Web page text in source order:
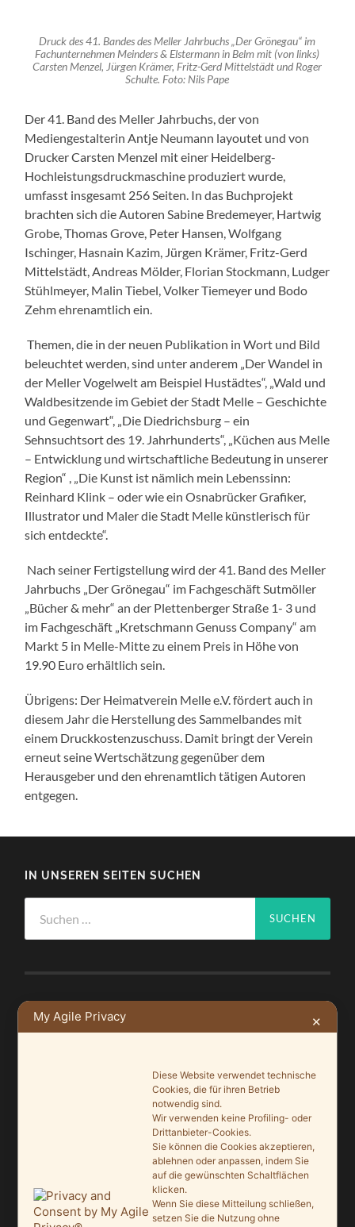
Druck des 41. Bandes des Meller Jahrbuchs „Der Grönegau“ im
Fachunternehmen Meinders & Elstermann in Belm mit (von links)
Carsten Menzel, Jürgen Krämer, Fritz-Gerd Mittelstädt und Roger
Schulte. Foto: Nils Pape
Der 41. Band des Meller Jahrbuchs, der von
Mediengestalterin Antje Neumann layoutet und von
Drucker Carsten Menzel mit einer Heidelberg-
Hochleistungsdruckmaschine produziert wurde,
umfasst insgesamt 256 Seiten. In das Buchprojekt
brachten sich die Autoren Sabine Bredemeyer, Hartwig
Grobe, Thomas Grove, Peter Hansen, Wolfgang
Ischinger, Hasnain Kazim, Jürgen Krämer, Fritz-Gerd
Mittelstädt, Andreas Mölder, Florian Stockmann, Ludger
Stühlmeyer, Malin Tiebel, Volker Tiemeyer und Bodo
Zehm ehrenamtlich ein.
Themen, die in der neuen Publikation in Wort und Bild
beleuchtet werden, sind unter anderem „Der Wandel in
der Meller Vogelwelt am Beispiel Hustädtes“, „Wald und
Waldbesitzende im Gebiet der Stadt Melle – Geschichte
und Gegenwart“, „Die Diedrichsburg – ein
Sehnsuchtsort des 19. Jahrhunderts“, „Küchen aus Melle
– Entwicklung und wirtschaftliche Bedeutung in unserer
Region“ , „Die Kunst ist nämlich mein Lebenssinn:
Reinhard Klink – oder wie ein Osnabrücker Grafiker,
Illustrator und Maler die Stadt Melle künstlerisch für
sich entdeckte“.
Nach seiner Fertigstellung wird der 41. Band des Meller
Jahrbuchs „Der Grönegau“ im Fachgeschäft Sutmöller
„Bücher & mehr“ an der Plettenberger Straße 1- 3 und
im Fachgeschäft „Kretschmann Genuss Company“ am
Markt 5 in Melle-Mitte zu einem Preis in Höhe von
19.90 Euro erhältlich sein.
Übrigens: Der Heimatverein Melle e.V. fördert auch in
diesem Jahr die Herstellung des Sammelbandes mit
einem Druckkostenzuschuss. Damit bringt der Verein
erneut seine Wertschätzung gegenüber dem
Herausgeber und den ehrenamtlich tätigen Autoren
entgegen.
IN UNSEREN SEITEN SUCHEN
nach:
NEUSTE BEITRÄGE
Saisonauftakt nach Maß im Grönegau-Museum
Melle punktet beim „Tag des offenen Denkmals“
Ein Schaufenster der Denkmalpflege
My Agile Privacy ✕
Diese Website verwendet technische
Cookies, die für ihren Betrieb
notwendig sind.
Wir verwenden keine Profiling- oder
Drittanbieter-Cookies.
Sie können die Cookies akzeptieren,
ablehnen oder anpassen, indem Sie
auf die gewünschten Schaltflächen
klicken.
Wenn Sie diese Mitteilung schließen,
setzen Sie die Nutzung ohne